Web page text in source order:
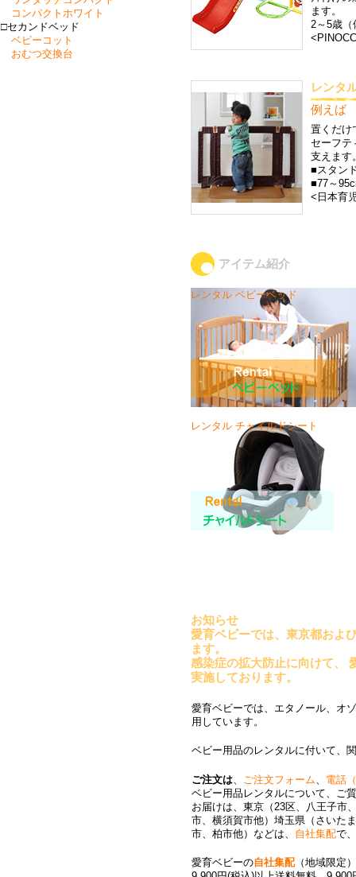
ます。
2～5歳（
レンタ
例えば
置くだけ
セーフテ
支えます
■スタン
■77～
<日本育
アイテム紹介
レンタル ベビーベッド
レンタル チャイルドシート
お知らせ
愛育ベビーでは、東京都およ
ます。
感染症の拡大防止に向けて、
実施しております。
愛育ベビーでは、エタノール、オ
用しています。
ベビー用品のレンタルに付いて、
ご注文は ご注文フォーム
電話
ベビー用品レンタルについて、ご
お届けは、東京（23区、八王子市
市、横須賀市他）埼玉県（さいた
市、柏市他）などは、 自社集配で
愛育ベビーの自社集配（地域限定
コンパクトホワイト
□セカンドベッド
ベビーコット
おむつ交換台